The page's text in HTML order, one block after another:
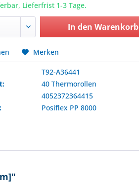
Lieferfrist 1-3 Tage.
In den Warenkorb
Merken
T92-A36441
40 Thermorollen
4052372364415
Posiflex PP 8000